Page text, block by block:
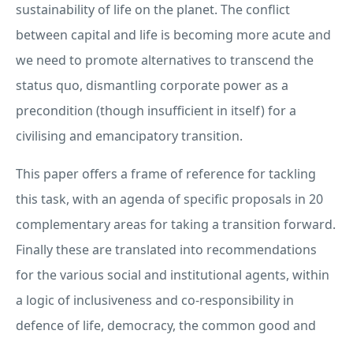
sustainability of life on the planet. The conflict
between capital and life is becoming more acute and
we need to promote alternatives to transcend the
status quo, dismantling corporate power as a
precondition (though insufficient in itself) for a
civilising and emancipatory transition.
This paper offers a frame of reference for tackling
this task, with an agenda of specific proposals in 20
complementary areas for taking a transition forward.
Finally these are translated into recommendations
for the various social and institutional agents, within
a logic of inclusiveness and co-responsibility in
defence of life, democracy, the common good and